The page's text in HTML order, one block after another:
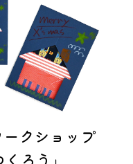
ークショップ
ろう」